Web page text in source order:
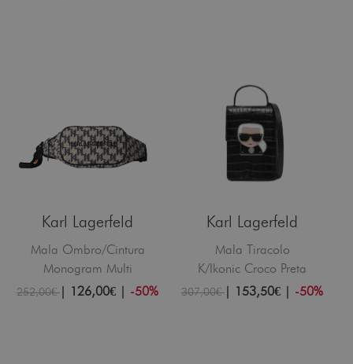
Karl Lagerfeld
Mala Ombro/Cintura
Monogram Multi
252,00€| 126,00€ | -50%
Karl Lagerfeld
Mala Tiracolo
K/Ikonic Croco Preta
307,00€| 153,50€ | -50%